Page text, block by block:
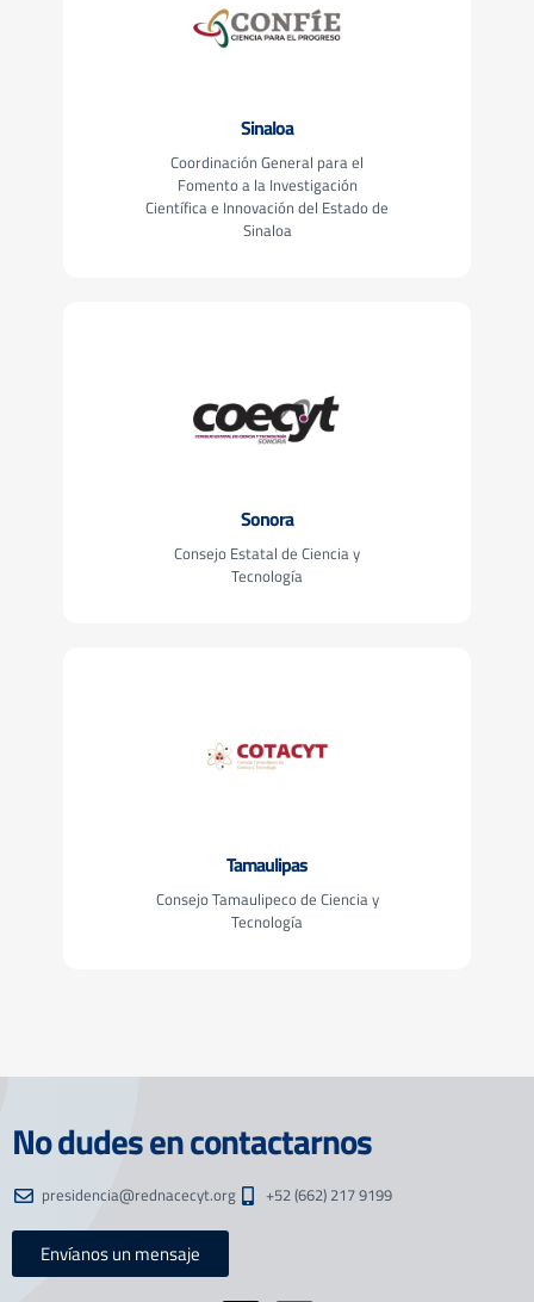
Sinaloa
Coordinación General para el
Fomento a la Investigación
Científica e Innovación del Estado de
Sinaloa
Sonora
Consejo Estatal de Ciencia y
Tecnología
Tamaulipas
Consejo Tamaulipeco de Ciencia y
Tecnología
No dudes en contactarnos
presidencia@rednacecyt.org +52 (662) 217 9199
Envíanos un mensaje